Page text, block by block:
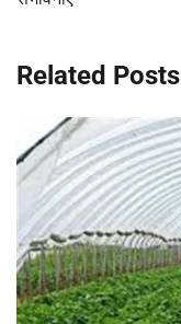
Related Posts